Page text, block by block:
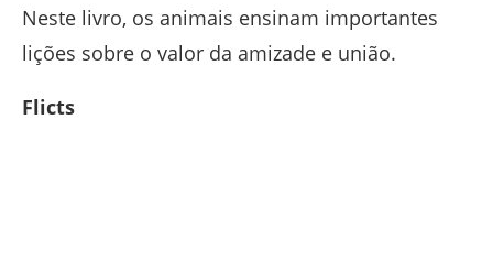
Neste livro, os animais ensinam importantes
lições sobre o valor da amizade e união.
Flicts